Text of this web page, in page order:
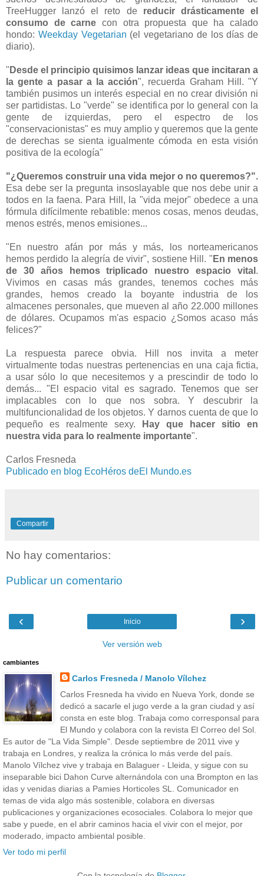
TreeHugger lanzó el reto de reducir drásticamente el
consumo de carne con otra propuesta que ha calado
hondo: Weekday Vegetarian (el vegetariano de los días de
diario).
" Desde el principio quisimos lanzar ideas que incitaran a
la gente a pasar a la acción", recuerda Graham Hill. "Y
también pusimos un interés especial en no crear división ni
ser partidistas. Lo "verde" se identifica por lo general con la
gente de izquierdas, pero el espectro de los
"conservacionistas" es muy amplio y queremos que la gente
de derechas se sienta igualmente cómoda en esta visión
positiva de la ecología"
"¿Queremos construir una vida mejor o no queremos?".
Esa debe ser la pregunta insoslayable que nos debe unir a
todos en la faena. Para Hill, la "vida mejor" obedece a una
fórmula difícilmente rebatible: menos cosas, menos deudas,
menos estrés, menos emisiones...
"En nuestro afán por más y más, los norteamericanos
hemos perdido la alegría de vivir", sostiene Hill. " En menos
de 30 años hemos triplicado nuestro espacio vital .
Vivimos en casas más grandes, tenemos coches más
grandes, hemos creado la boyante industria de los
almacenes personales, que mueven al año 22.000 millones
de dólares. Ocupamos m'as espacio ¿Somos acaso más
felices?"
La respuesta parece obvia. Hill nos invita a meter
virtualmente todas nuestras pertenencias en una caja fictia,
a usar sólo lo que necesitemos y a prescindir de todo lo
demás... "El espacio vital es sagrado. Tenemos que ser
implacables con lo que nos sobra. Y descubrir la
multifuncionalidad de los objetos. Y darnos cuenta de que lo
pequeño es realmente sexy.
Hay que hacer sitio en
nuestra vida para lo realmente importante".
Carlos Fresneda
Publicado en blog EcoHéros deEl Mundo.es
Compartir
No hay comentarios:
Publicar un comentario
‹ ›
Inicio
Ver versión web
cambiantes
Carlos Fresneda / Manolo Vílchez
Carlos Fresneda ha vivido en Nueva York, donde se
dedicó a sacarle el jugo verde a la gran ciudad y así
consta en este blog. Trabaja como corresponsal para
El Mundo y colabora con la revista El Correo del Sol.
Es autor de "La Vida Simple". Desde septiembre de 2011 vive y
trabaja en Londres, y realiza la crónica lo más verde del país.
Manolo Vílchez vive y trabaja en Balaguer - Lleida, y sigue con su
inseparable bici Dahon Curve alternándola con una Brompton en las
idas y venidas diarias a Pamies Horticoles SL. Comunicador en
temas de vida algo más sostenible, colabora en diversas
publicaciones y organizaciones ecosociales. Colabora lo mejor que
sabe y puede, en el abrir caminos hacia el vivir con el mejor, por
moderado, impacto ambiental posible.
Ver todo mi perfil